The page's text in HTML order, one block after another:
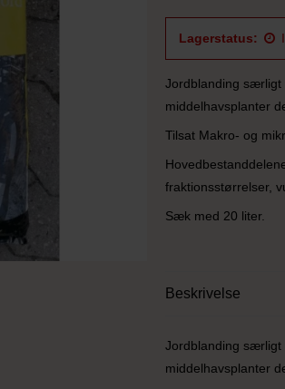
Lagerstatus:
Jordblanding særligt
middelhavsplanter
Tilsat Makro- og
fraktionsstørrelser,
Sæk med 20 liter.
Beskrivelse
Jordblanding særligt
middelhavsplanter